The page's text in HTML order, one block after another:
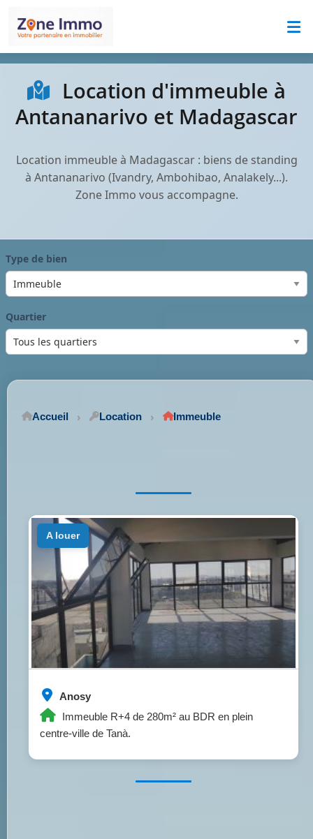
Location d'immeuble à
Antananarivo et Madagascar
Location immeuble à Madagascar : biens de standing
à Antananarivo (Ivandry, Ambohibao, Analakely...).
Zone Immo vous accompagne.
Type de bien
Quartier
Accueil Location Immeuble
Anosy
Immeuble R+4 de 280m² au BDR en plein
centre-ville de Tanà.
a louer